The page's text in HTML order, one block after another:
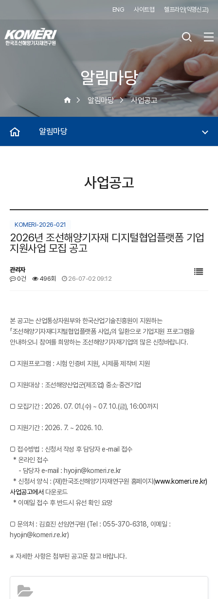
ENG 사이트맵 헬프라인(익명신고)
알림마당
알림마당 사업공고
알림마당
사업공고
KOMERI-2026-021
2026년 조선해양기자재 디지털협업플랫폼 기업
지원사업 모집 공고
관리자
0건
496회 26-07-02 09:12
본 공고는 산업통상자원부와 한국산업기술진흥원이 지원하는
「조선해양기자재디지털협업플랫폼 사업」의 일환으로 기업지원 프로그램을
안내하오니 참여를 희망하는 조선해양기자재기업의 많은 신청바랍니다.
□ 지원프로그램 : 시험 인증비 지원, 시제품 제작비 지원
□ 지원대상 : 조선해양산업군(제조업) 중소·중견기업
□ 모집기간 : 2026. 07. 01.(수) ~ 07. 10.(금), 16:00까지
□ 지원기간 : 2026. 7. ~ 2026. 10.
□ 접수방법 : 신청서 작성 후 담당자 e-mail 접수
* 온라인 접수
- 담당자 e-mail : hyojin@komeri.re.kr
* 신청서 양식 : (재)한국조선해양기자재연구원 홈페이지(www.komeri.re.kr)
사업공고에서 다운로드
* 이메일 접수 후 반드시 유선 확인 요망
□ 문의처 : 김효진 선임연구원 (Tel : 055-370-6318, 이메일 :
hyojin@komeri.re.kr)
※ 자세한 사항은 첨부된 공고문 참고 바랍니다.